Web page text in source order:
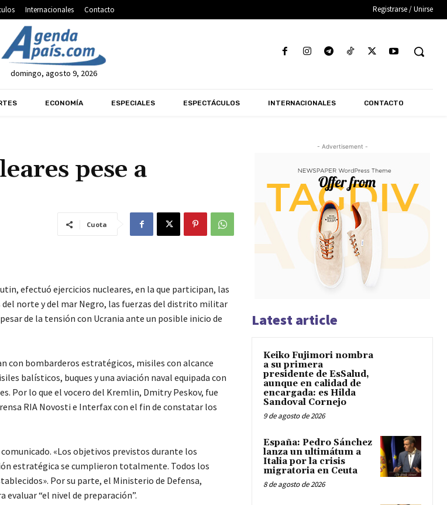
Internacionales Contacto Registrarse / Unirse
domingo, agosto 9, 2026
ECONOMÍA ESPECIALES ESPECTÁCULOS INTERNACIONALES CONTACTO
pese a
Cuota
efectuó ejercicios nucleares, en la que participan, las
norte y del mar Negro, las fuerzas del distrito militar
de la tensión con Ucrania ante un posible inicio de
con bombarderos estratégicos, misiles con alcance
balísticos, buques y una aviación naval equipada con
Por lo que el vocero del Kremlin, Dmitry Peskov, fue
RIA Novosti e Interfax con el fin de constatar los
«Los objetivos previstos durante los
estratégica se cumplieron totalmente. Todos los
Por su parte, el Ministerio de Defensa,
evaluar “el nivel de preparación”.
- Advertisement -
Latest article
Keiko Fujimori nombra
a su primera
presidente de EsSalud,
aunque en calidad de
encargada: es Hilda
Sandoval Cornejo
9 de agosto de 2026
España: Pedro Sánchez
lanza un ultimátum a
Italia por la crisis
migratoria en Ceuta
8 de agosto de 2026